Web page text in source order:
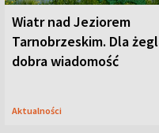
Wiatr nad Jeziorem
Tarnobrzeskim. Dla
dobra wiadomość
Aktualności